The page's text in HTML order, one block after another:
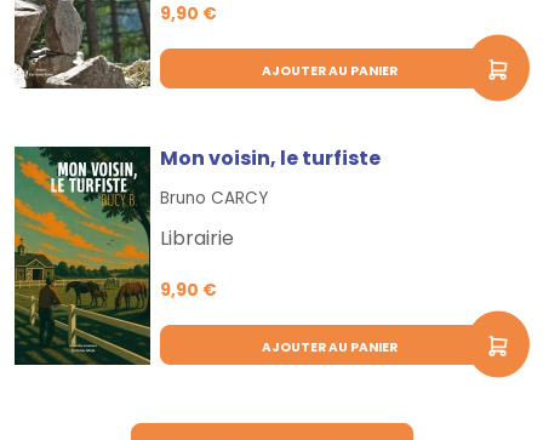
9,90 €
AJOUTER AU PANIER
Mon voisin, le turfiste
Bruno CARCY
Librairie
9,90 €
AJOUTER AU PANIER